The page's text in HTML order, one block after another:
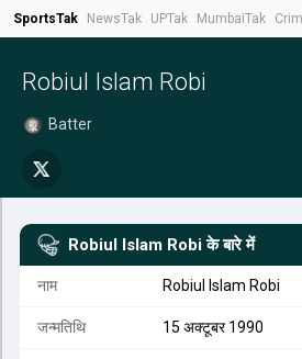
SportsTak NewsTak UPTak MumbaiTak
Robiul Islam Robi
Batter
Robiul Islam Robi के बारे में
नाम Robiul Islam Robi
जन्मतिथि 15 अक्टूबर 1990